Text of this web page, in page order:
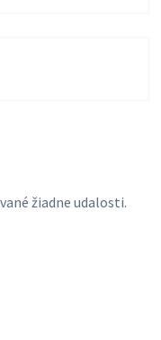
žiadne udalosti.